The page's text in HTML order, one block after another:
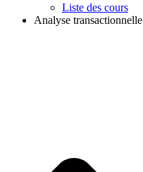
Liste des cours
Analyse transactionnelle